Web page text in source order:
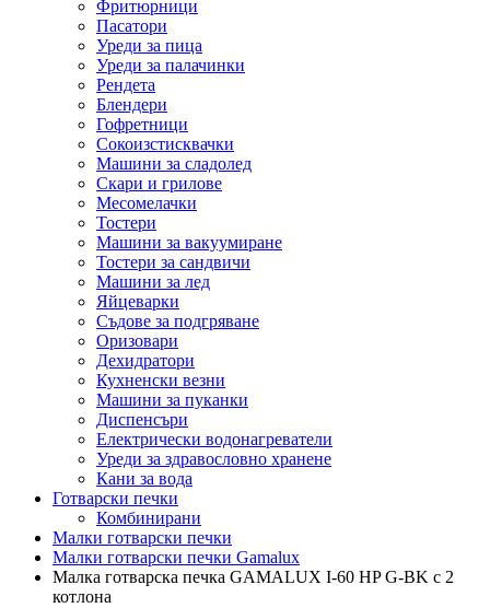
Фритюрници
Пасатори
Уреди за пица
Уреди за палачинки
Рендета
Блендери
Гофретници
Сокоизстисквачки
Машини за сладолед
Скари и грилове
Месомелачки
Тостери
Машини за вакуумиране
Тостери за сандвичи
Машини за лед
Яйцеварки
Съдове за подгряване
Оризовари
Дехидратори
Кухненски везни
Машини за пуканки
Диспенсъри
Електрически водонагреватели
Уреди за здравословно хранене
Кани за вода
Готварски печки
Комбинирани
Малки готварски печки
Малки готварски печки Gamalux
Малка готварска печка GAMALUX I-60 HP G-BK с 2
котлона